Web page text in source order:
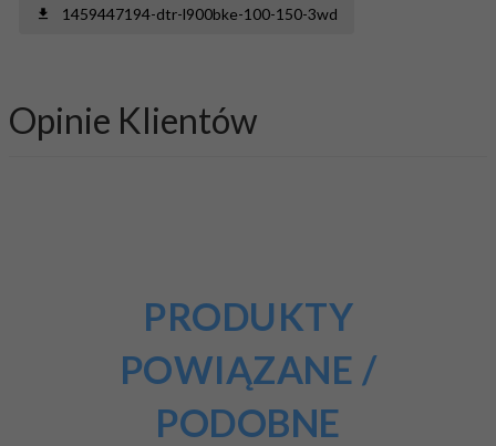
1459447194-dtr-l900bke-100-150-3wd
Opinie Klientów
PRODUKTY
POWIĄZANE /
PODOBNE